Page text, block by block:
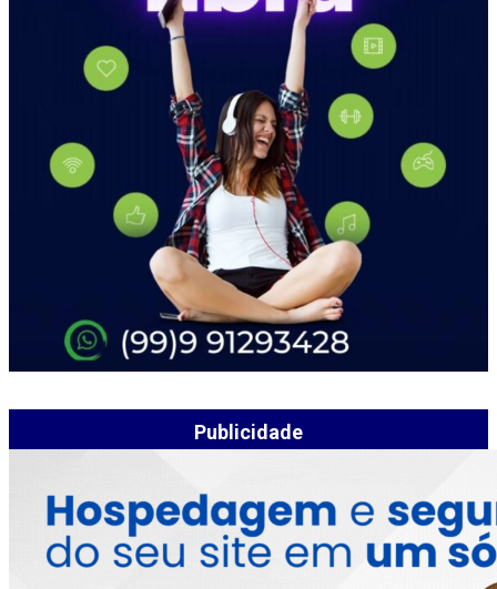
Publicidade